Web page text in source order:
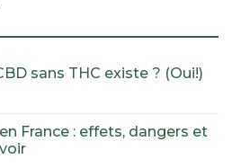
sans THC existe ? (Oui!)
France : effets, dangers et